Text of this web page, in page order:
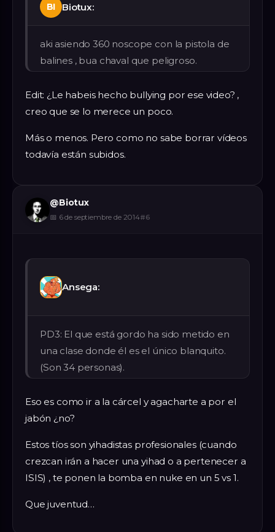
BI Biotux:
aki asiendo 360 noscope con la pistola de
balines , bua chaval que peligroso.
Edit: ¿Le habeis hecho bullying por ese video? ,
creo que se lo merece un poco.
Más o menos. Pero como no sabe borrar vídeos
todavía están subidos.
@Biotux
📅 6 de septiembre de 2014#6
Ansega:
PD3: El que está gordo ha sido metido en
una clase donde él es el único blanquito.
(Son 34 personas).
Eso es como ir a la cárcel y agacharte a por el
jabón ¿no?
Estos tíos son yihadistas profesionales (cuando
crezcan irán a hacer una yihad o a pertenecer a
ISIS) , te ponen la bomba en nuke en un 5 vs 1.
Que juventud…